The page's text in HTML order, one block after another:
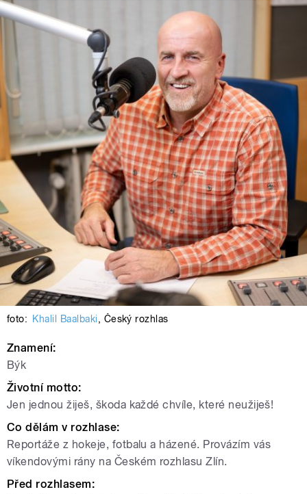
foto: Khalil Baalbaki, Český rozhlas
Znamení:
Býk
Životní motto:
Jen jednou žiješ, škoda každé chvíle, které neužiješ!
Co dělám v rozhlase:
Reportáže z hokeje, fotbalu a házené. Provázím vás
víkendovými rány na Českém rozhlasu Zlín.
Před rozhlasem: